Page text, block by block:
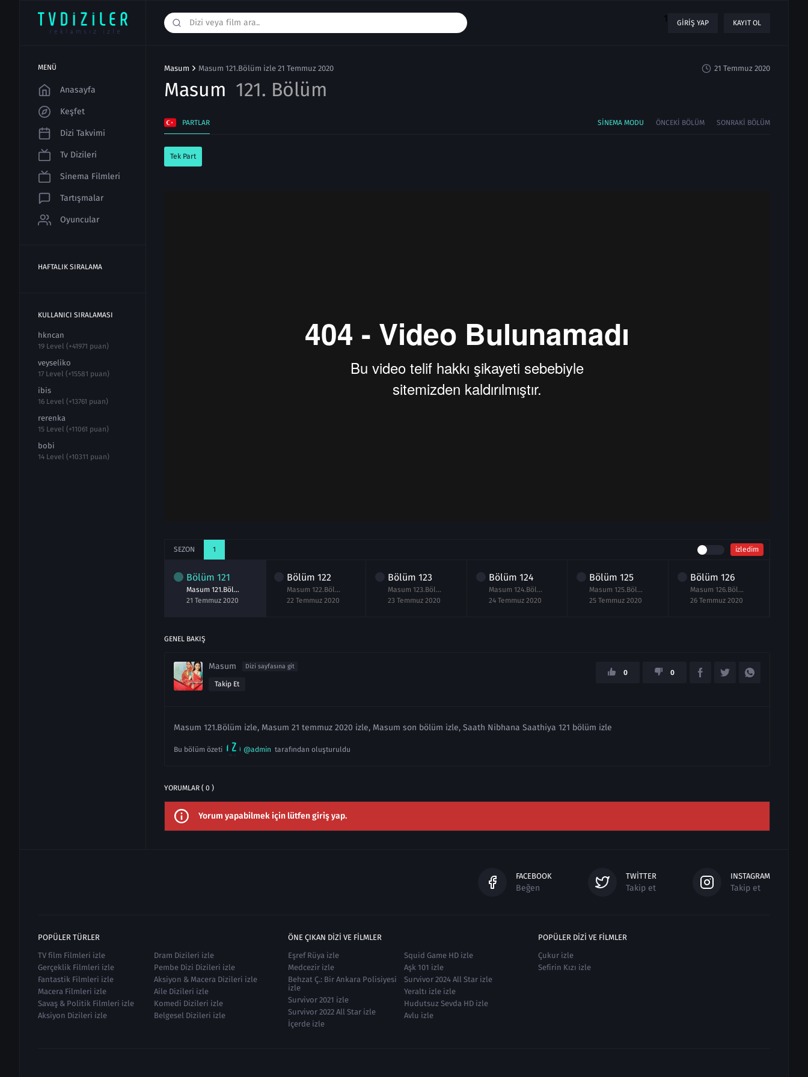
1 GIRIŞ YAP KAYIT OL
MENÜ
Anasayfa
Keşfet
Dizi Takvimi
Tv Dizileri
Sinema Filmleri
Tartışmalar
Oyuncular
HAFTALIK SIRALAMA
KULLANICI SIRALAMASI
hkncan
19 Level (+41971 puan)
veyseliko
17 Level (+15581 puan)
ibis
16 Level (+13761 puan)
rerenka
15 Level (+11061 puan)
bobi
14 Level (+10311 puan)
Masum Masum 121.Bölüm izle 21 Temmuz 2020
Masum 121. Bölüm
21 Temmuz 2020
PARTLAR SINEMA MODU ÖNCEKI BÖLÜM SONRAKI BÖLÜM
Tek Part
SEZON 1 izledim
Bölüm 121
Masum 121.Bölüm izle 21 Temmuz 2020
21 Temmuz 2020
Bölüm122
Masum 122.Bölüm izle 22 Temmuz 2020
22 Temmuz 2020
Bölüm123
Masum 123.Bölüm izle 23 Temmuz 2020
23 Temmuz 2020
Bölüm 124
Masum 124.Bölüm izle 24 Temmuz 2020
24 Temmuz 2020
Bölüm125
Masum 125.Bölüm izle 25 Temmuz 2020
25 Temmuz 2020
Bölüm126
Masum 126.Bölüm izle 26 Temmuz 2020
26 Temmuz 2020
GENEL BAKIŞ
Masum Dizi sayfasına git
Takip Et
0 0
Masum 121.Bölüm izle, Masum 21 temmuz 2020 izle, Masum son bölüm izle, Saath Nibhana Saathiya 121 bölüm izle
Bu bölüm özeti @admin tarafından oluşturuldu
YORUMLAR ( 0 )
Yorum yapabilmek için lütfen giriş yap.
FACEBOOK
Beğen
TWITTER
Takip et
INSTAGRAM
Takip et
POPÜLER TÜRLER
TV film Filmleri izle
Gerçeklik Filmleri izle
Fantastik Filmleri izle
Macera Filmleri izle
Savaş & Politik Filmleri izle
Aksiyon Dizileri izle
Dram Dizileri izle
Pembe Dizi Dizileri izle
Aksiyon & Macera Dizileri izle
Aile Dizileri izle
Komedi Dizileri izle
Belgesel Dizileri izle
ÖNE ÇIKAN DIZI VE FILMLER
Eşref Rüya izle
Medcezir izle
Behzat Ç.: Bir Ankara Polisiyesi
izle
Survivor 2021 izle
Survivor 2022 All Star izle
İçerde izle
Squid Game HD izle
Aşk 101 izle
Survivor 2024 All Star izle
Yeraltı izle izle
Hudutsuz Sevda HD izle
Avlu izle
POPÜLER DIZI VE FILMLER
Çukur izle
Sefirin Kızı izle